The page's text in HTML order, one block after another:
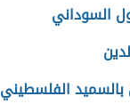
السوداني
الفلسطيني